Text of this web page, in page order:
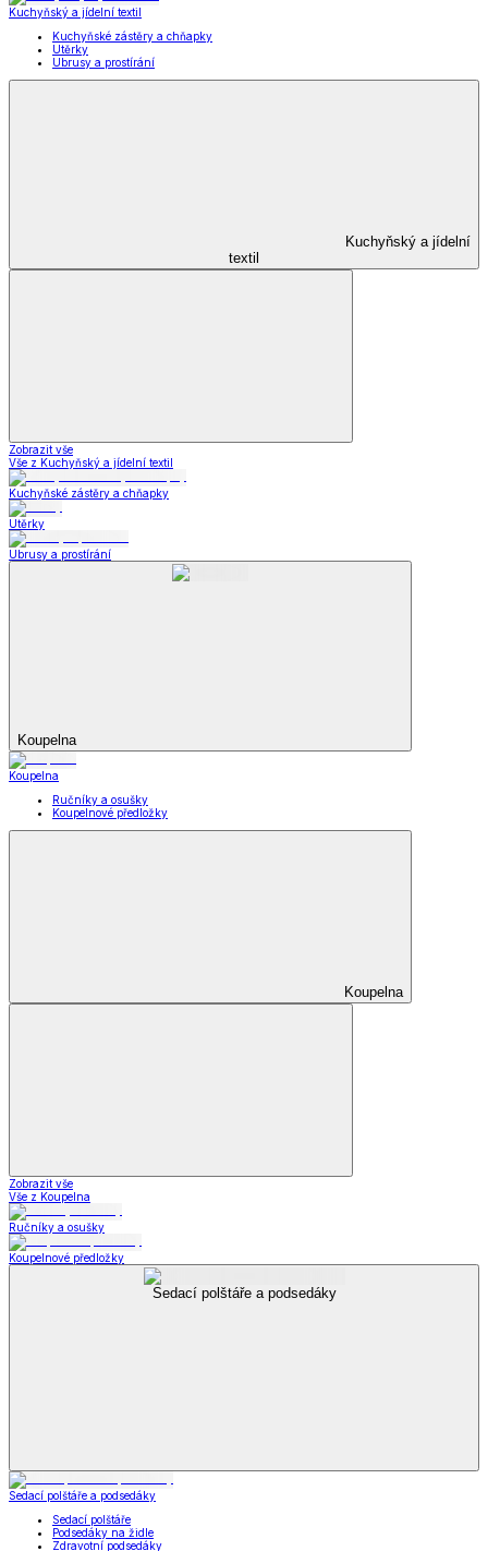
Kuchyňský a jídelní textil
Kuchyňské zástěry a chňapky
Utěrky
Ubrusy a prostírání
Kuchyňský a jídelní
textil
Zobrazit vše
Vše z Kuchyňský a jídelní textil
Kuchyňské zástěry a chňapky
Utěrky
Ubrusy a prostírání
Koupelna
Koupelna
Ručníky a osušky
Koupelnové předložky
Koupelna
Zobrazit vše
Vše z Koupelna
Ručníky a osušky
Koupelnové předložky
Sedací polštáře a podsedáky
Sedací polštáře a podsedáky
Sedací polštáře
Podsedáky na židle
Zdravotní podsedáky